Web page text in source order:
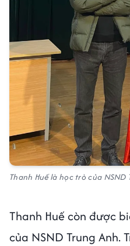
Thanh Huế là học trò của NSND
Thanh Huế còn được
của NSND Trung Anh.